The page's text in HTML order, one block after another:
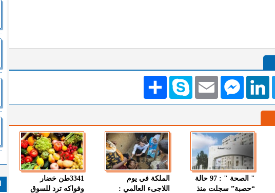
انشر Skype EmailMessengerLinkedIn
" الصحة " : 97 حالة
“حصبة” سجلت منذ
الملكة في يوم
اللاجىء العالمي :
3341طن خضار
وفواكه ترد للسوق